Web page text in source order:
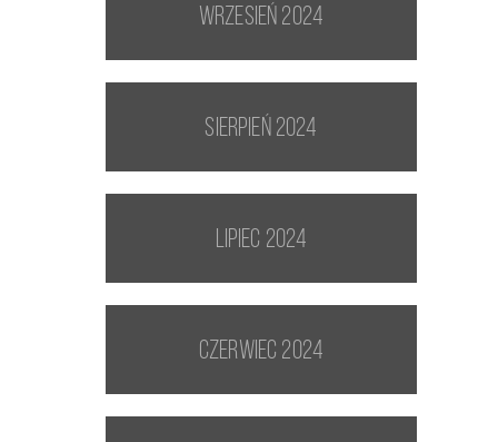
wrzesień 2024
sierpień 2024
lipiec 2024
czerwiec 2024